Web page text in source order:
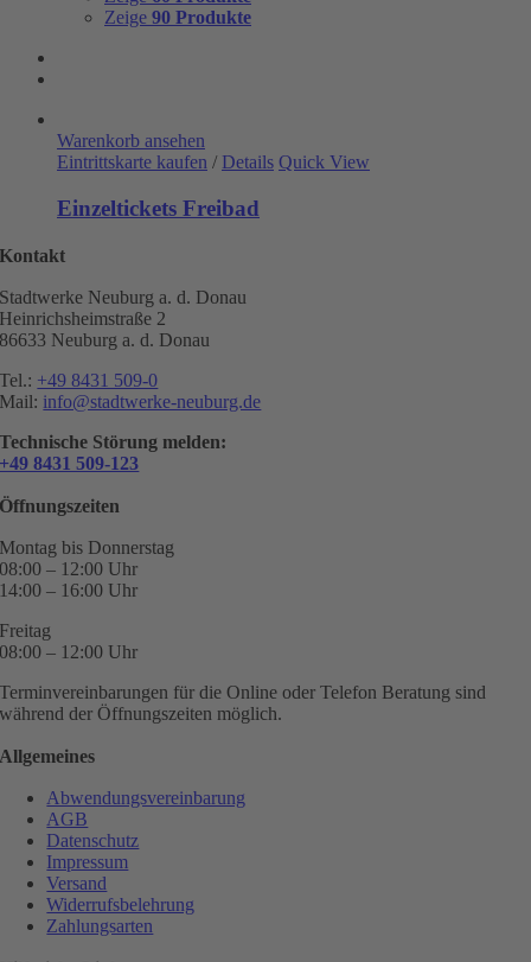
Zeige 90 Produkte
Warenkorb ansehen
Eintrittskarte kaufen / Details Quick View
Einzeltickets Freibad
Kontakt
Stadtwerke Neuburg a. d. Donau
Heinrichsheimstraße 2
86633 Neuburg a. d. Donau
Tel.: +49 8431 509-0
Mail: info@stadtwerke-neuburg.de
Technische Störung melden:
+49 8431 509-123
Öffnungszeiten
Montag bis Donnerstag
08:00 – 12:00 Uhr
14:00 – 16:00 Uhr
Freitag
08:00 – 12:00 Uhr
Terminvereinbarungen für die Online oder Telefon Beratung sind
während der Öffnungszeiten möglich.
Allgemeines
Abwendungsvereinbarung
AGB
Datenschutz
Impressum
Versand
Widerrufsbelehrung
Zahlungsarten